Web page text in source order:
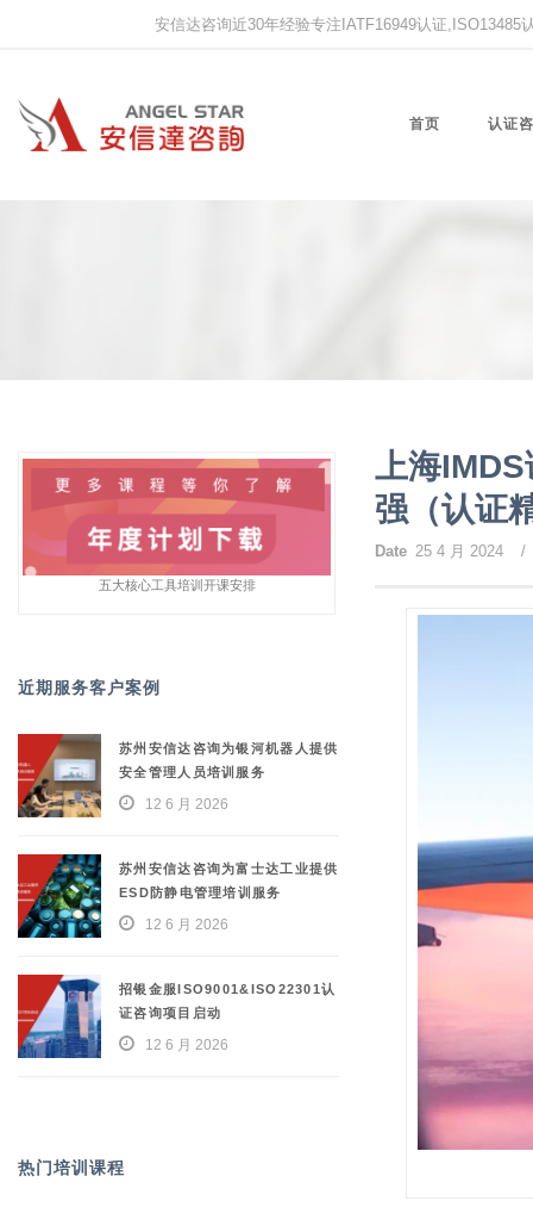
安信达咨询近30年经验专注IATF16949认证
首页 认证
上海
强（认证
Date 25 4 月 2024 /
五大核心工具培训开课安排
近期服务客户案例
苏州安信达咨询为银河机器人提供
安全管理人员培训服务
12 6 月 2026
苏州安信达咨询为富士达工业提供
ESD防静电管理培训服务
12 6 月 2026
招银金服ISO9001&ISO22301认
证咨询项目启动
12 6 月 2026
热门培训课程